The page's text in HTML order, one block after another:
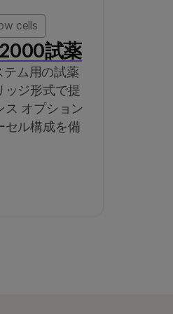
cells
試薬
ム用の試薬
ッジ形式で提
ス オプション
セル構成を備